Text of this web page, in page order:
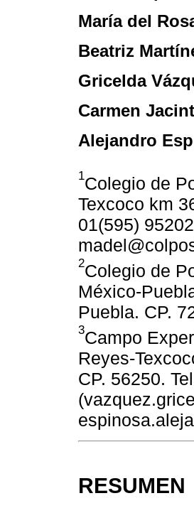
María del
Beatriz
Gricelda
Carmen
Alejandro
1Colegio de
Texcoco km
01(595)
2Colegio de
México-
Puebla. CP.
3Campo
Reyes-
CP. 56250.
RESUMEN